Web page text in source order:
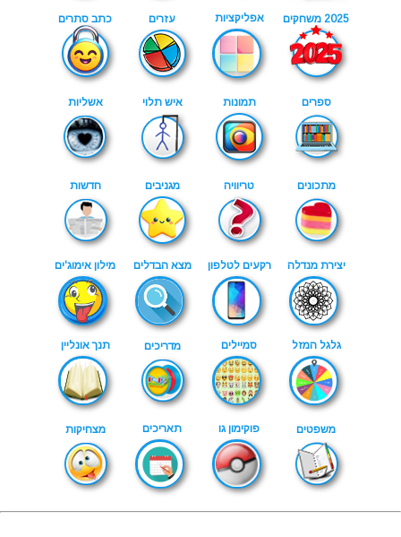
2025 משחקים אפליקציות עזרים כתב סתרים
ספרים תמונות איש תלוי אשליות
מתכונים טריוויה מגניבים חדשות
יצירת מנדלה רקעים לטלפון מצא הבדלים מילון אימוג'ים
גלגל המזל סמיילים מדריכים תנך אונליין
משפטים פוקימון גו תאריכים מצחיקות